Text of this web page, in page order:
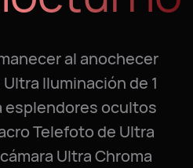
al anochecer
Iluminación de 1
esplendores ocultos
Telefoto de Ultra
Ultra Chroma